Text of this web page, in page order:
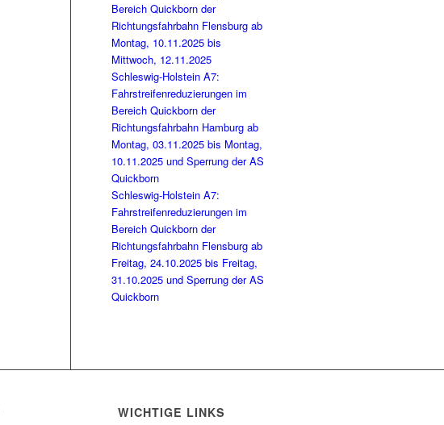
Bereich Quickborn der
Richtungsfahrbahn Flensburg ab
Montag, 10.11.2025 bis
Mittwoch, 12.11.2025
Schleswig-Holstein A7:
Fahrstreifenreduzierungen im
Bereich Quickborn der
Richtungsfahrbahn Hamburg ab
Montag, 03.11.2025 bis Montag,
10.11.2025 und Sperrung der AS
Quickborn
Schleswig-Holstein A7:
Fahrstreifenreduzierungen im
Bereich Quickborn der
Richtungsfahrbahn Flensburg ab
Freitag, 24.10.2025 bis Freitag,
31.10.2025 und Sperrung der AS
Quickborn
WICHTIGE LINKS